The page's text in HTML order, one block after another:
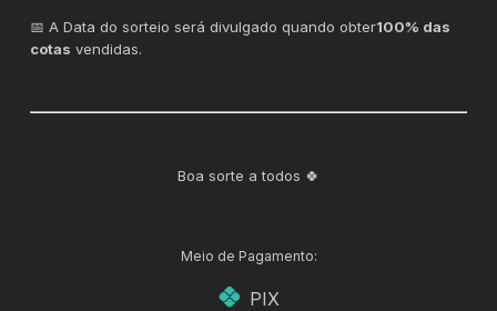
📅 A Data do sorteio será divulgado quando obter100% das
cotas vendidas.
Boa sorte a todos 🍀
Meio de Pagamento:
PIX